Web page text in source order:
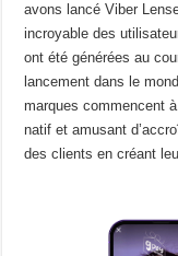
avons lancé Viber
incroyable des
ont été générées au
lancement dans le
marques commencent
natif et amusant
des clients en créant